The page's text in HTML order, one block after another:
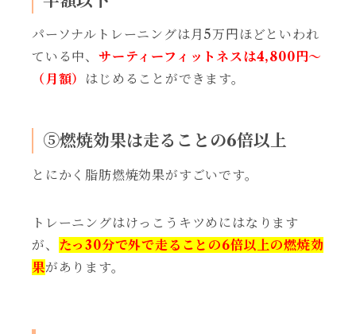
パーソナルトレーニングは月5万円ほどといわれ
ている中、 サーティーフィットネスは4,800円～
（月額） はじめることができます。
⑤燃焼効果は走ることの6倍以上
とにかく脂肪燃焼効果がすごいです。
トレーニングはけっこうキツめにはなります
が、 たっ30分で外で走ることの6倍以上の燃焼効
果があります。